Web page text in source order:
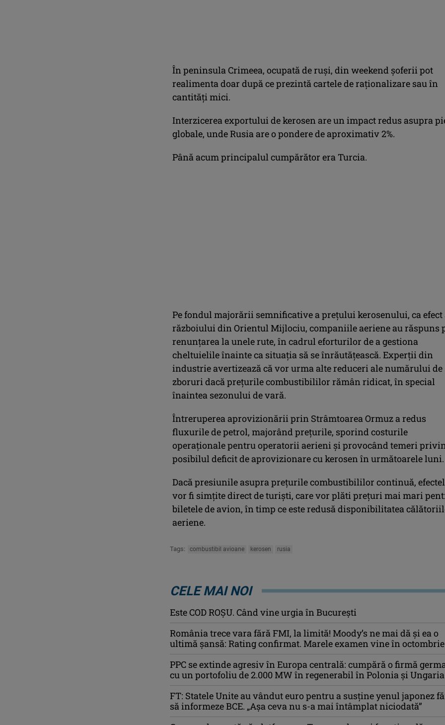
În peninsula Crimeea, ocupată de ruşi, din weekend şoferii pot
realimenta doar după ce prezintă cartele de raţionalizare sau în
cantităţi mici.
Interzicerea exportului de kerosen are un impact redus asupra
globale, unde Rusia are o pondere de aproximativ 2%.
Până acum principalul cumpărător era Turcia.
Pe fondul majorării semnificative a preţului kerosenului, ca efect
războiului din Orientul Mijlociu, companiile aeriene au răspuns
renunţarea la unele rute, în cadrul eforturilor de a gestiona
cheltuielile înainte ca situaţia să se înrăutăţească. Experţii din
industrie avertizează că vor urma alte reduceri ale numărului de
zboruri dacă preţurile combustibililor rămân ridicat, în special
înaintea sezonului de vară.
Întreruperea aprovizionării prin Strâmtoarea Ormuz a redus
fluxurile de petrol, majorând preţurile, sporind costurile
operaţionale pentru operatorii aerieni şi provocând temeri
posibilul deficit de aprovizionare cu kerosen în următoarele luni.
Dacă presiunile asupra preţurile combustibililor continuă,
vor fi simţite direct de turişti, care vor plăti preţuri mai mari
biletele de avion, în timp ce este redusă disponibilitatea
aeriene.
Tags: combustibil avioane kerosen rusia
CELE MAI NOI
Este COD ROŞU. Când vine urgia în Bucureşti
România trece vara fără FMI, la limită! Moody’s ne mai dă și ea o
ultimă șansă: Rating confirmat. Marele examen vine în octombrie
PPC se extinde agresiv în Europa centrală: cumpără o firmă
cu un portofoliu de 2.000 MW în regenerabil în Polonia și Ungaria
FT: Statele Unite au vândut euro pentru a susține yenul japonez
să informeze BCE. „Așa ceva nu s-a mai întâmplat niciodată”